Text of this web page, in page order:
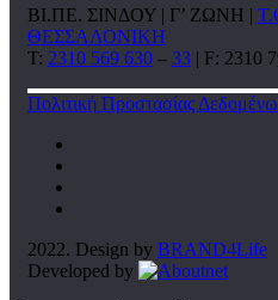
ΒΙ.ΠΕ. ΣΙΝΔΟΥ | Γ’ ΖΩΝΗ |
ΘΕΣΣΑΛΟΝΙΚΗ
T: 2310 569 630 – 33 | F: 2310
Πολιτική Προστασίας
2022. Design by BRAND4Life
Developed by